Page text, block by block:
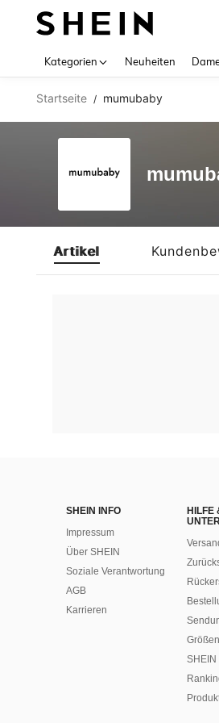
Kategorien Neuheiten
Startseite / mumubaby
Artikel
SHEIN INFO
Impressum
Über SHEIN
Soziale Verantwortung
AGB
Karrieren
HILFE
SHEIN